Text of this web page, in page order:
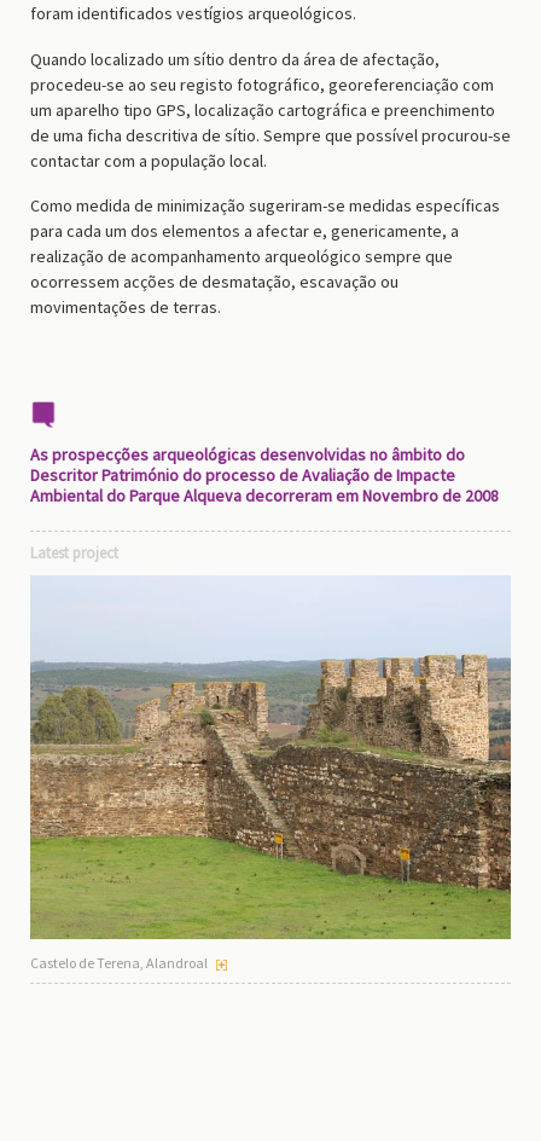
foram identificados vestígios arqueológicos.
Quando localizado um sítio dentro da área de afectação,
procedeu-se ao seu registo fotográfico, georeferenciação com
um aparelho tipo GPS, localização cartográfica e preenchimento
de uma ficha descritiva de sítio. Sempre que possível procurou-se
contactar com a população local.
Como medida de minimização sugeriram-se medidas específicas
para cada um dos elementos a afectar e, genericamente, a
realização de acompanhamento arqueológico sempre que
ocorressem acções de desmatação, escavação ou
movimentações de terras.
As prospecções arqueológicas desenvolvidas no âmbito do
Descritor Património do processo de Avaliação de Impacte
Ambiental do Parque Alqueva decorreram em Novembro de 2008
Latest project
Castelo de Terena, Alandroal